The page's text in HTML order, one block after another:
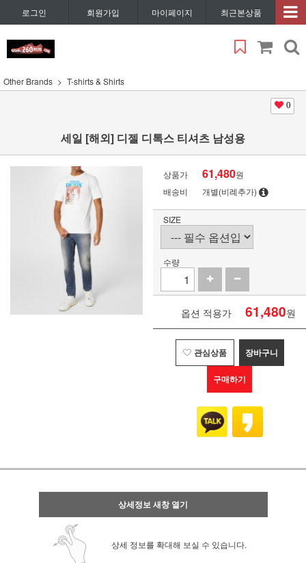
로그인 회원가입 마이페이지 최근본상품
Other Brands T-shirts & Shirts
0
세일 [해외] 디젤 디톡스 티셔츠 남성용
상품가 61,480원
배송비
개별(비례추가)
SIZE
수량
옵션 적용가 61,480원
관심상품 장바구니
구매하기
상세정보 새창 열기
상세 정보를 확대해 보실 수 있습니다.